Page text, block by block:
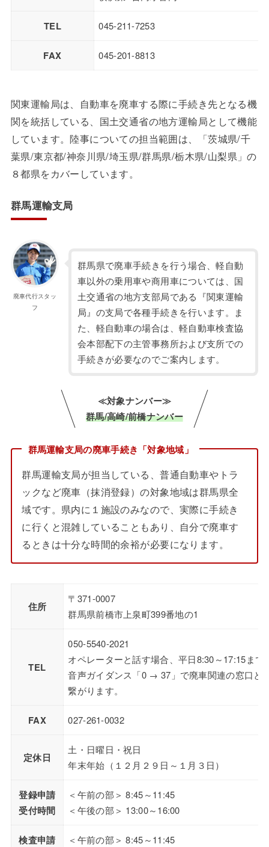
TEL 045-211-7253
FAX 045-201-8813
関東運輸局は、自動車を廃車する際に手続き先となる機
関を統括している、国土交通省の地方運輸局として機能
しています。陸事についての担当範囲は、「茨城県/千
葉県/東京都/神奈川県/埼玉県/群馬県/栃木県/山梨県」の
８都県をカバーしています。
群馬運輸支局
廃車代行スタッ
フ
群馬県で廃車手続きを行う場合、軽自動
車以外の乗用車や商用車については、国
土交通省の地方支部局である『関東運輸
局』の支局で各種手続きを行います。ま
た、軽自動車の場合は、軽自動車検査協
会本部配下の主管事務所および支所での
手続きが必要なのでご案内します。
≪対象ナンバー≫
群馬/高崎/前橋ナンバー
群馬運輸支局の廃車手続き「対象地域」
群馬運輸支局が担当している、普通自動車やトラ
ックなど廃車（抹消登録）の対象地域は群馬県全
域です。県内に１施設のみなので、実際に手続き
に行くと混雑していることもあり、自分で廃車す
るときは十分な時間的余裕が必要になります。
住所
〒371-0007
群馬県前橋市上泉町399番地の1
TEL
050-5540-2021
オペレーターと話す場合、平日8:30～17:15まで
音声ガイダンス「0 → 37」で廃車関連の窓口と
繋がります。
FAX 027-261-0032
定休日
土・日曜日・祝日
年末年始（１２月２９日～１月３日）
登録申請
受付時間
＜午前の部＞ 8:45～11:45
＜午後の部＞ 13:00～16:00
検査申請
＜午前の部＞ 8:45～11:45